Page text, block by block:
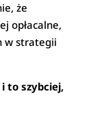
że
opłacalne,
w strategii
to szybciej,